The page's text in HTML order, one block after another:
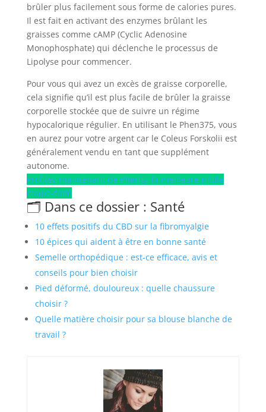
brûler plus facilement sous forme de calories pures.
Il est fait en activant des enzymes brûlant les
graisses comme cAMP (Cyclic Adenosine
Monophosphate) qui déclenche le processus de
Lipolyse pour commencer.
Pour vous qui avez un excès de graisse corporelle,
cela signifie qu’il est plus facile de brûler la graisse
corporelle stockée que de suivre un régime
hypocalorique régulier. En utilisant le Phen375, vous
en aurez pour votre argent car le Coleus Forskolii est
généralement vendu en tant que supplément
autonome.
Profitez maintenant de PhenQ, la meilleure pilule
coupe-faim
🗂️ Dans ce dossier : Santé
10 effets positifs du CBD sur la fibromyalgie
10 épices qui aident à être en bonne santé
Semelle orthopédique : est-ce efficace, avis et
conseils pour bien choisir
Pied déformé, douloureux : quelle chaussure
choisir ?
Quelle matière choisir pour sa blouse blanche de
travail ?